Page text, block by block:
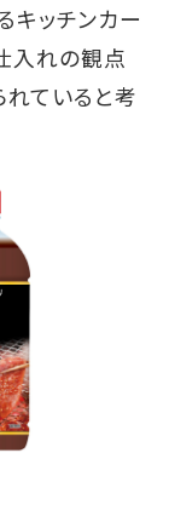
キッチンカー
入れの観点
ていると考